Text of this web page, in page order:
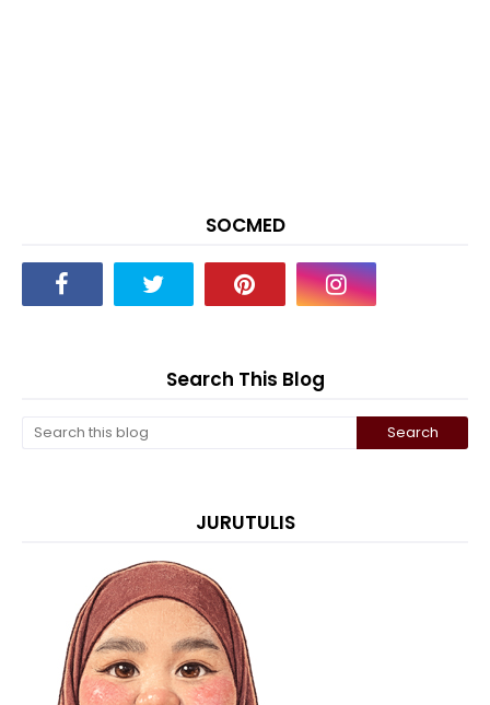
SOCMED
Search This Blog
JURUTULIS